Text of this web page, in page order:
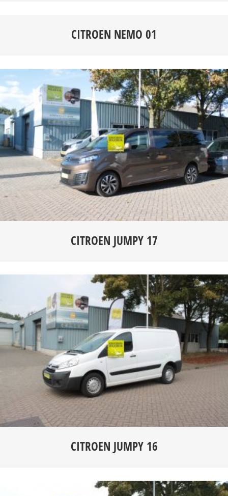
CITROEN NEMO 01
CITROEN JUMPY 17
CITROEN JUMPY 16